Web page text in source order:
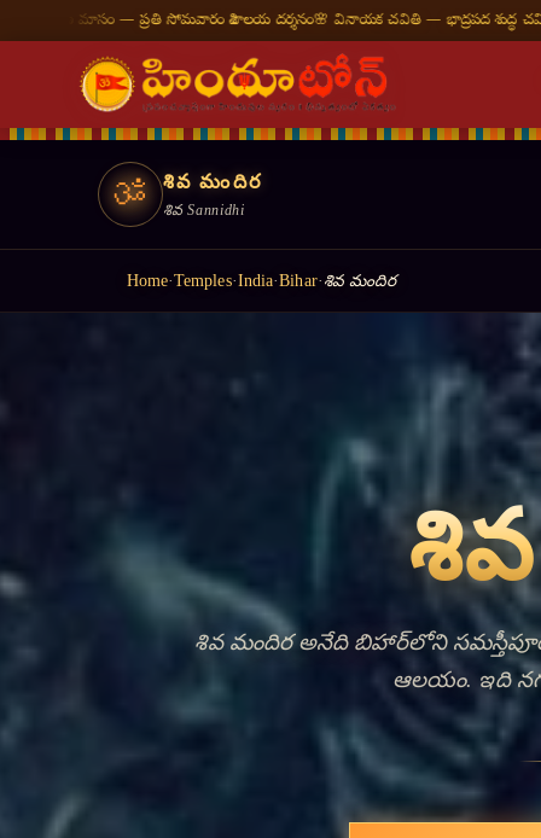
శివాలయ దర్శనం🌸 వినాయక చవితి — భాద్రపద శుద్ధ చవితి⛩ తిరుమల తిరుపతి — నేటి
ॐ శివ మందిర
శివ Sannidhi
Home·Temples·India·Bihar· శివ మందిర
॥
శివ మందిర బిహార్‌లోని సమస్తీపూర
ధ్యానం మరియు పరిణామం
సమాజమూలంగా ఉన్న ఈ ఆరాధన